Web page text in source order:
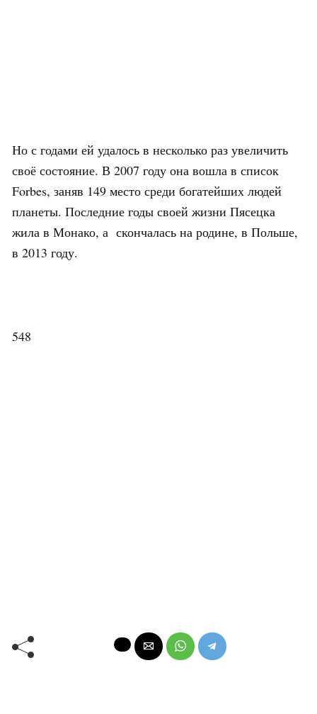
Но с годами ей удалось в несколько раз увеличить
своё состояние. В 2007 году она вошла в список
Forbes, заняв 149 место среди богатейших людей
планеты. Последние годы своей жизни Пясецка
жила в Монако, а скончалась на родине, в Польше,
в 2013 году.
548